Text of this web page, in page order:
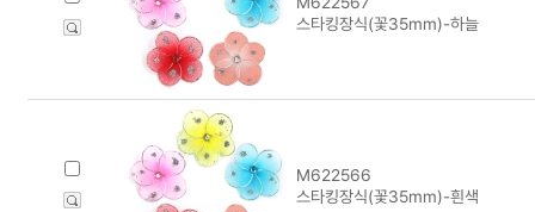
스타킹장식(꽃35mm)-하늘
M622566
스타킹장식(꽃35mm)-흰색